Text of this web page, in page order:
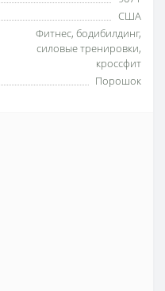
США
Фитнес, бодибилдинг,
силовые тренировки,
кроссфит
Порошок